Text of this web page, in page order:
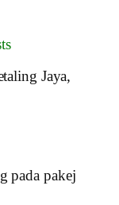
Jaya,
pada pakej